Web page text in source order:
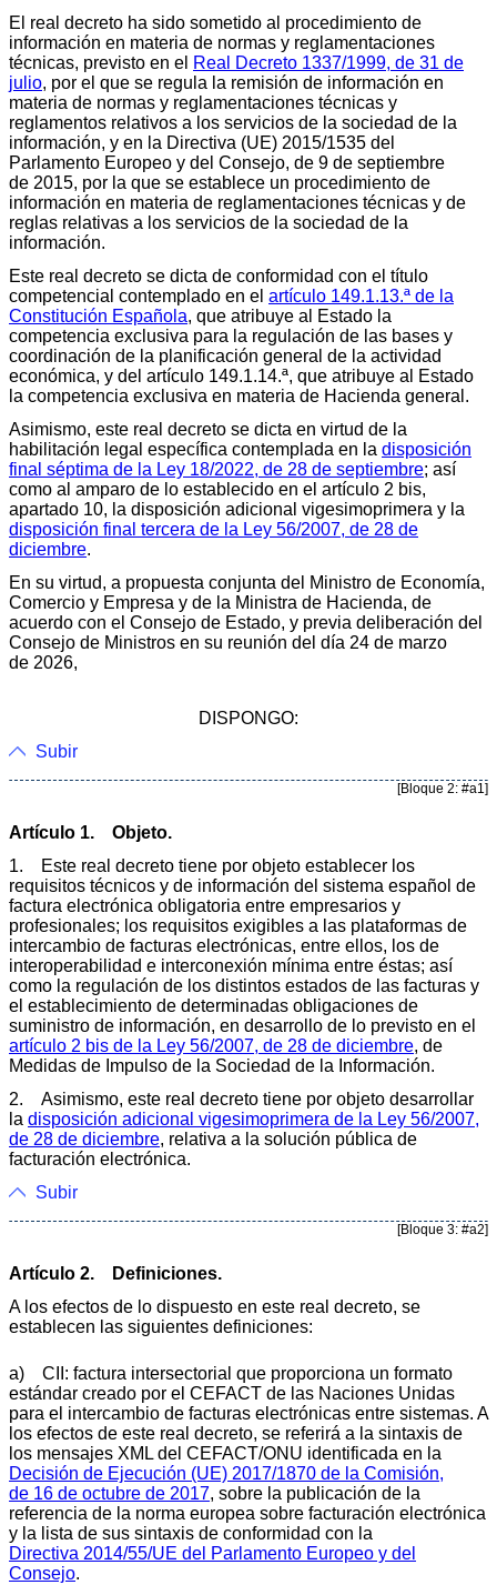
El real decreto ha sido sometido al procedimiento de
información en materia de normas y reglamentaciones
técnicas, previsto en el Real Decreto 1337/1999, de 31 de
julio, por el que se regula la remisión de información en
materia de normas y reglamentaciones técnicas y
reglamentos relativos a los servicios de la sociedad de la
información, y en la Directiva (UE) 2015/1535 del
Parlamento Europeo y del Consejo, de 9 de septiembre
de 2015, por la que se establece un procedimiento de
información en materia de reglamentaciones técnicas y de
reglas relativas a los servicios de la sociedad de la
información.
Este real decreto se dicta de conformidad con el título
competencial contemplado en el artículo 149.1.13.ª de la
Constitución Española, que atribuye al Estado la
competencia exclusiva para la regulación de las bases y
coordinación de la planificación general de la actividad
económica, y del artículo 149.1.14.ª, que atribuye al Estado
la competencia exclusiva en materia de Hacienda general.
Asimismo, este real decreto se dicta en virtud de la
habilitación legal específica contemplada en la disposición
final séptima de la Ley 18/2022, de 28 de septiembre; así
como al amparo de lo establecido en el artículo 2 bis,
apartado 10, la disposición adicional vigesimoprimera y la
disposición final tercera de la Ley 56/2007, de 28 de
diciembre.
En su virtud, a propuesta conjunta del Ministro de Economía,
Comercio y Empresa y de la Ministra de Hacienda, de
acuerdo con el Consejo de Estado, y previa deliberación del
Consejo de Ministros en su reunión del día 24 de marzo
de 2026,
DISPONGO:
Subir
[Bloque 2: #a1]
Artículo 1. Objeto.
1. Este real decreto tiene por objeto establecer los
requisitos técnicos y de información del sistema español de
factura electrónica obligatoria entre empresarios y
profesionales; los requisitos exigibles a las plataformas de
intercambio de facturas electrónicas, entre ellos, los de
interoperabilidad e interconexión mínima entre éstas; así
como la regulación de los distintos estados de las facturas y
el establecimiento de determinadas obligaciones de
suministro de información, en desarrollo de lo previsto en el
artículo 2 bis de la Ley 56/2007, de 28 de diciembre, de
Medidas de Impulso de la Sociedad de la Información.
2. Asimismo, este real decreto tiene por objeto desarrollar
la disposición adicional vigesimoprimera de la Ley 56/2007,
de 28 de diciembre, relativa a la solución pública de
facturación electrónica.
Subir
[Bloque 3: #a2]
Artículo 2. Definiciones.
A los efectos de lo dispuesto en este real decreto, se
establecen las siguientes definiciones:
a) CII: factura intersectorial que proporciona un formato
estándar creado por el CEFACT de las Naciones Unidas
para el intercambio de facturas electrónicas entre sistemas. A
los efectos de este real decreto, se referirá a la sintaxis de
los mensajes XML del CEFACT/ONU identificada en la
Decisión de Ejecución (UE) 2017/1870 de la Comisión,
de 16 de octubre de 2017, sobre la publicación de la
referencia de la norma europea sobre facturación electrónica
y la lista de sus sintaxis de conformidad con la
Directiva 2014/55/UE del Parlamento Europeo y del
Consejo.